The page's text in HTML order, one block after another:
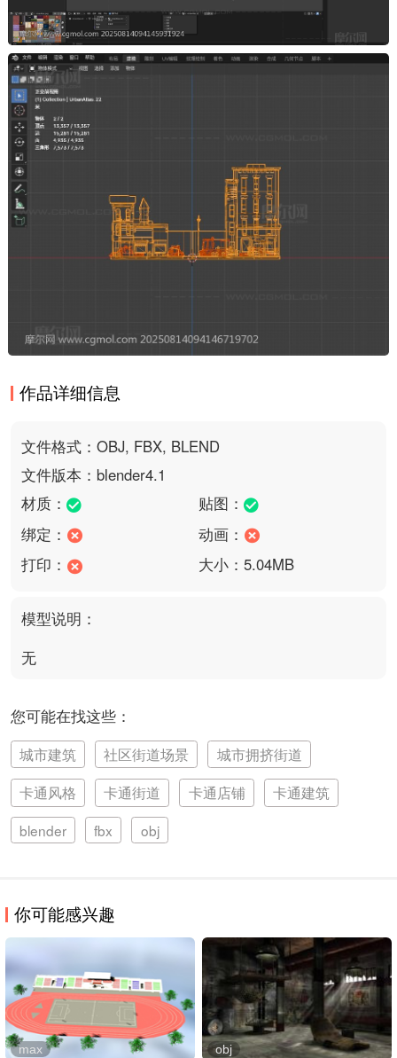
作品详细信息
文件格式：OBJ, FBX, BLEND
文件版本：blender4.1
材质：
贴图：
绑定：
动画：
打印：
大小：5.04MB
模型说明：
无
您可能在找这些：
城市建筑 社区街道场景
城市拥挤街道
卡通风格
卡通街道 卡通店铺
卡通建筑
blender
fbx obj
你可能感兴趣
max obj